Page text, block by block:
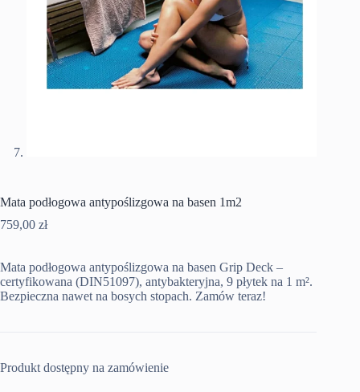
Mata podłogowa antypoślizgowa na basen 1m2
759,00 zł
Mata podłogowa antypoślizgowa na basen Grip Deck –
certyfikowana (DIN51097), antybakteryjna, 9 płytek na 1 m².
Bezpieczna nawet na bosych stopach. Zamów teraz!
Produkt dostępny na zamówienie